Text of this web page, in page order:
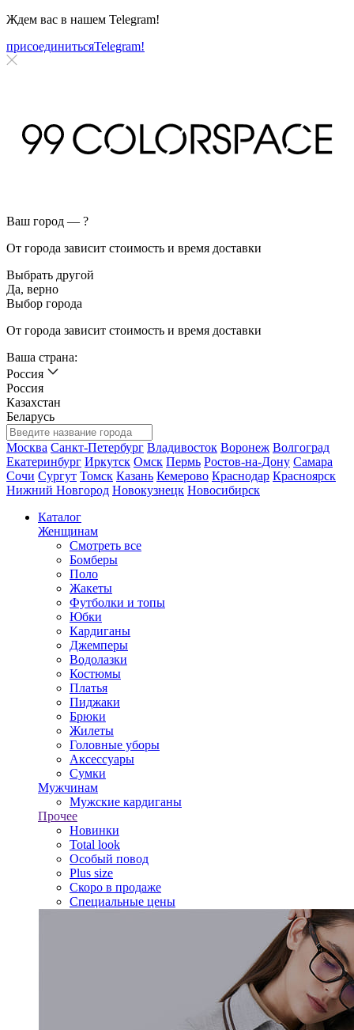
Ждем вас в нашем Telegram!
присоединитьсяTelegram!
Ваш город — ?
От города зависит стоимость и время доставки
Выбрать другой
Да, верно
Выбор города
От города зависит стоимость и время доставки
Ваша страна:
Россия
Россия
Казахстан
Беларусь
Москва Санкт-Петербург Владивосток Воронеж Волгоград
Екатеринбург Иркутск Омск Пермь Ростов-на-Дону Самара
Сочи Сургут Томск Казань Кемерово Краснодар Красноярск
Нижний Новгород Новокузнецк Новосибирск
Каталог
Женщинам
Смотреть все
Бомберы
Поло
Жакеты
Футболки и топы
Юбки
Кардиганы
Джемперы
Водолазки
Костюмы
Платья
Пиджаки
Брюки
Жилеты
Головные уборы
Аксессуары
Сумки
Мужчинам
Мужские кардиганы
Прочее
Новинки
Total look
Особый повод
Plus size
Скоро в продаже
Специальные цены